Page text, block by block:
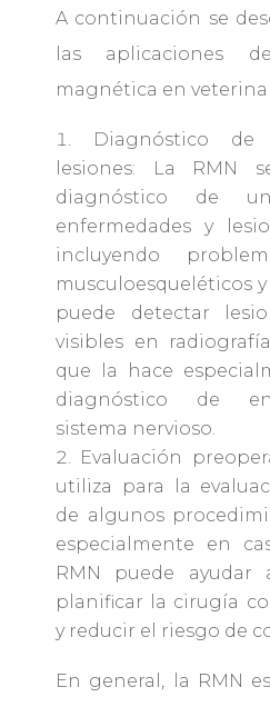
A continuación se
las aplicaciones
magnética en
Diagnóstico de
lesiones: La RMN
diagnóstico de
enfermedades y
incluyendo
musculoesqueléticos y
puede detectar
visibles en
que la hace
diagnóstico de
sistema nervioso.
Evaluación
utiliza para la
de algunos
especialmente en
RMN puede
planificar la cirugía
y reducir el riesgo de
En general, la RMN